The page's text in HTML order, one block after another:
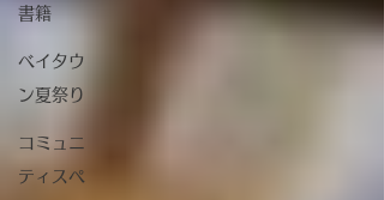
書籍
ベイタウ
ン夏祭り
コミュニ
ティスペ